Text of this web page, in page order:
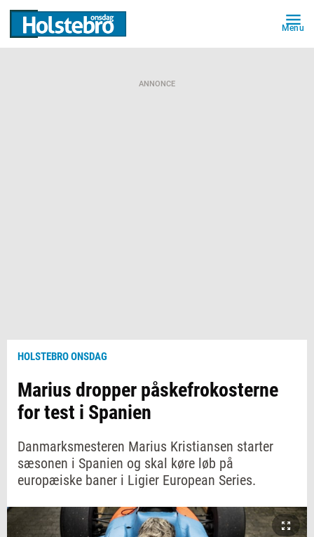
Menu
ANNONCE
HOLSTEBRO ONSDAG
Marius dropper påskefrokosterne
for test i Spanien
Danmarksmesteren Marius Kristiansen starter
sæsonen i Spanien og skal køre løb på
europæiske baner i Ligier European Series.